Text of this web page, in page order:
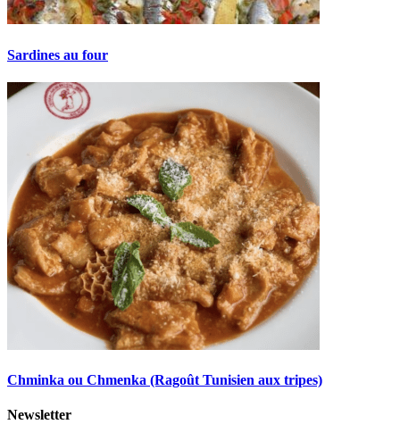
Sardines au four
Chminka ou Chmenka (Ragoût Tunisien aux tripes)
Newsletter